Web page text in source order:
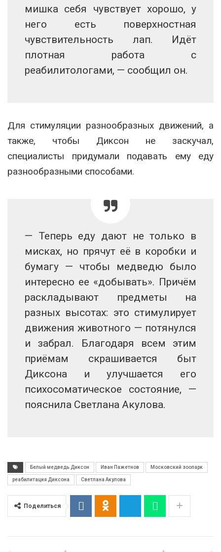
мишка себя чувствует хорошо, у
него есть поверхностная
чувствительность лап. Идёт
плотная работа с
реабилитологами, — сообщил он.
Для стимуляции разнообразных движений, а
также, чтобы Диксон не заскучал,
специалисты придумали подавать ему еду
разнообразными способами.
— Теперь еду дают не только в
мисках, но прячут её в коробки и
бумагу — чтобы медведю было
интересно ее «добывать». Причём
раскладывают предметы на
разных высотах: это стимулирует
движения животного — потянулся
и забрал. Благодаря всем этим
приёмам скрашивается быт
Диксона и улучшается его
психосоматическое состояние, —
пояснила Светлана Акулова.
Белый медведь Диксон Иван Пажетнов Московский зоопарк
реабилитация Диксона Светлана Акулова
Поделиться